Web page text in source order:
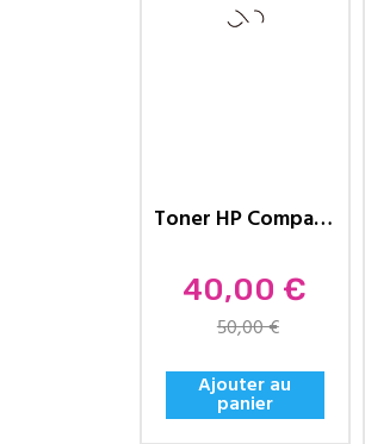
Toner HP Compatible 205A Laser...
Prix
40,00 €
50,00 €
Ajouter au
panier